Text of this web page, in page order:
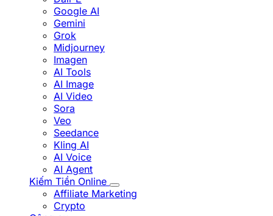
Google AI
Gemini
Grok
Midjourney
Imagen
AI Tools
AI Image
AI Video
Sora
Veo
Seedance
Kling AI
AI Voice
AI Agent
Kiếm Tiền Online
Affiliate Marketing
Crypto